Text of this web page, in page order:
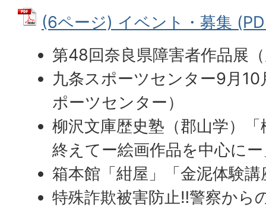
(6ページ) イベント・募集
第48回奈良県障害者作品展
九条スポーツセンター9月
ポーツセンター）
柳沢文庫歴史塾（郡山学）
終えてー絵画作品を中心に
箱本館「紺屋」「金泥体験講
特殊詐欺被害防止‼警察から